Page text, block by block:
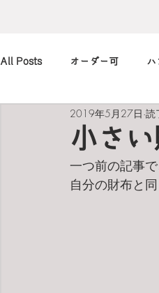
All Posts オーダー可 ハ
カメラ
買ったも
小さ
2019年5月27日 読
一つ前の記事
自分の財布と